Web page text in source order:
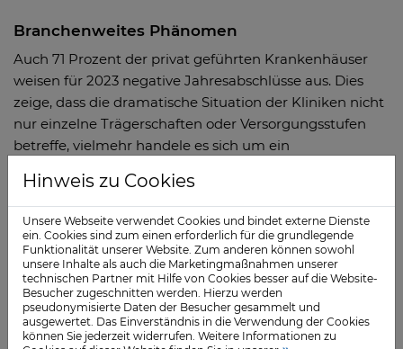
Branchenweites Phänomen
Auch 71 Prozent der privat geführten Krankenhäuser
weisen für 2023 negative Jahresabschlüsse aus. Dies
zeige, dass die dramatische Situation der Kliniken nicht
nur einzelne Trägerschaften oder Versorgungsstufen
betreffe, vielmehr handele es sich um ein
bei Roland Berger. Die Defizite würden zunehmend die
Liquidität gefährdetn und so die Gestaltungsräume der
Häuser für unternehmerisches Handeln immer stärker
einschränken.
Dies beteffe insbesondere Krankenhäuser der Regel-
und Schwerpunktversorgung. „Um Insolvenzen zu
vermeiden, müssen die Kliniken kurzfristig und
Hinweis zu Cookies
Unsere Webseite verwendet Cookies und bindet externe Dienste
ein. Cookies sind zum einen erforderlich für die grundlegende
Funktionalität unserer Website. Zum anderen können sowohl
unsere Inhalte als auch die Marketingmaßnahmen unserer
technischen Partner mit Hilfe von Cookies besser auf die Website-
Besucher zugeschnitten werden. Hierzu werden
pseudonymisierte Daten der Besucher gesammelt und
ausgewertet. Das Einverständnis in die Verwendung der Cookies
können Sie jederzeit widerrufen. Weitere Informationen zu